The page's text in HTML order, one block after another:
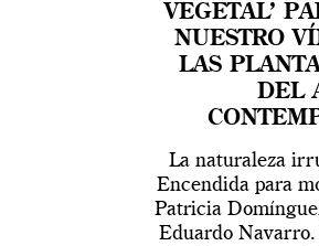
VEGETAL’
NUESTRO
LAS
DEL
La naturaleza
Encendida para
Patricia
Eduardo